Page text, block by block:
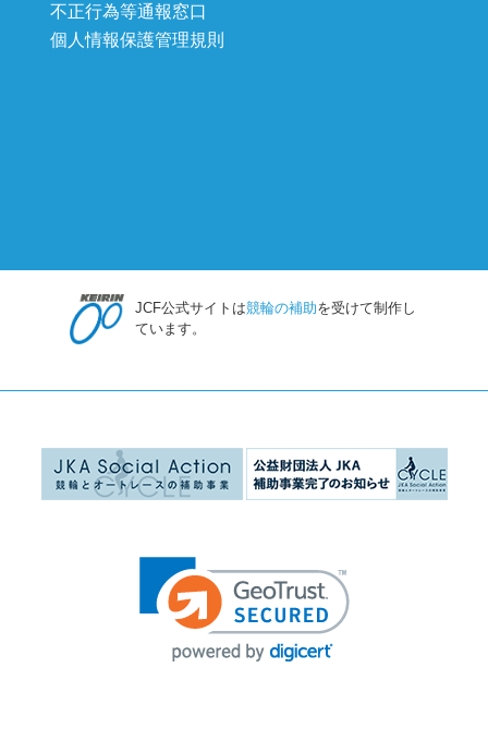
不正行為等通報窓口
個人情報保護管理規則
JCF公式サイトは競輪の補助を受けて制作し
ています。